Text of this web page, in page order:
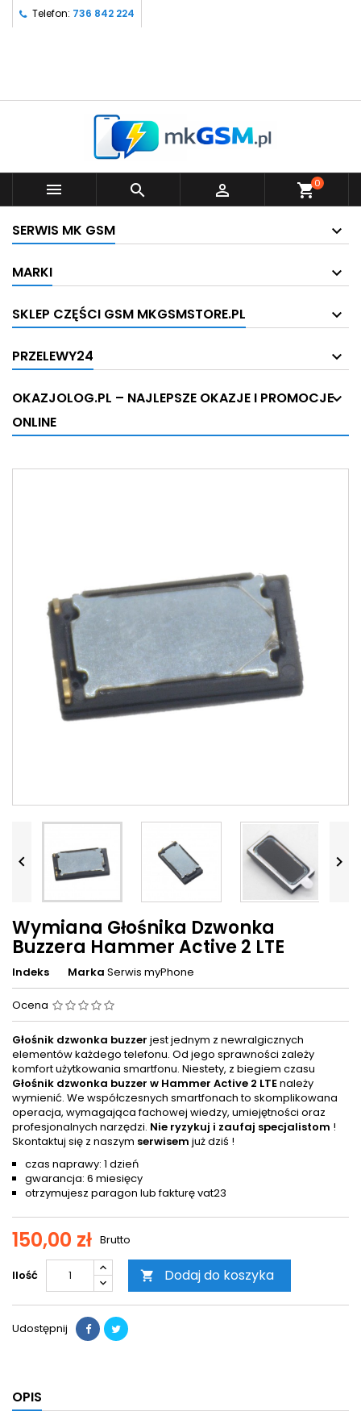
Telefon: 736 842 224
   shopping_cart0
SERWIS MK GSM
MARKI
SKLEP CZĘŚCI GSM MKGSMSTORE.PL
PRZELEWY24
OKAZJOLOG.PL – NAJLEPSZE OKAZJE I PROMOCJE
ONLINE
 
Wymiana Głośnika Dzwonka
Buzzera Hammer Active 2 LTE
Indeks Marka Serwis myPhone
Ocena
Głośnik dzwonka buzzer jest jednym z newralgicznych
elementów każdego telefonu. Od jego sprawności zależy
komfort użytkowania smartfonu. Niestety, z biegiem czasu
Głośnik dzwonka buzzer w Hammer Active 2 LTEnależy
wymienić. We współczesnych smartfonach to skomplikowana
operacja, wymagająca fachowej wiedzy, umiejętności oraz
profesjonalnych narzędzi. Nie ryzykuj i zaufaj specjalistom !
Skontaktuj się z naszym serwisem już dziś !
czas naprawy: 1 dzień
gwarancja: 6 miesięcy
otrzymujesz paragon lub fakturę vat23
150,00 zł Brutto
Ilość  Dodaj do koszyka
Udostępnij
OPIS